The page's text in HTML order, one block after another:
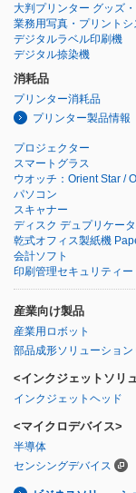
大判プリンター グッズ
業務用写真・プリントシ
デジタルラベル印刷機
デジタル捺染機
消耗品
プリンター消耗品
プリンター製品情報
プロジェクター
スマートグラス
ウオッチ：Orient Star /
パソコン
スキャナー
ディスク デュプリケー
乾式オフィス製紙機
会計ソフト
印刷管理セキュリティー
産業向け製品
産業用ロボット
部品成形ソリューション
<インクジェットソリ
インクジェットヘッド
<マイクロデバイス>
半導体
センシングデバイス